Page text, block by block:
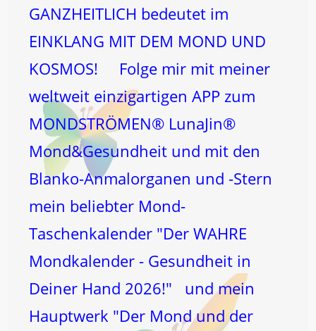
GANZHEITLICH bedeutet im
EINKLANG MIT DEM MOND UND
KOSMOS! Folge mir mit meiner
weltweit einzigartigen APP zum
MONDSTRÖMEN® LunaJin®
Mond&Gesundheit und mit den
Blanko-Anmalorganen und -Stern
mein beliebter Mond-
Taschenkalender "Der WAHRE
Mondkalender - Gesundheit in
Deiner Hand 2026!" und mein
Hauptwerk "Der Mond und der